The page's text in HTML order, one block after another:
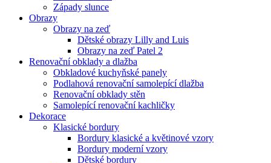
Západy slunce
Obrazy
Obrazy na zeď
Dětské obrazy Lilly and Luis
Obrazy na zeď Patel 2
Renovační obklady a dlažba
Obkladové kuchyňské panely
Podlahová renovační samolepící dlažba
Renovační obklady stěn
Samolepící renovační kachličky
Dekorace
Klasické bordury
Bordury klasické a květinové vzory
Bordury moderní vzory
Dětské bordury